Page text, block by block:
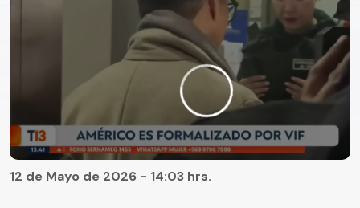
12 de Mayo de 2026 - 14:03 hrs.